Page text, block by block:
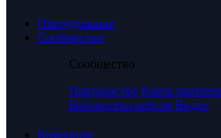
Оборудование
Сообщество
Сообщество
Партнерство Карта
Библиотека кейсов Видео
Компания